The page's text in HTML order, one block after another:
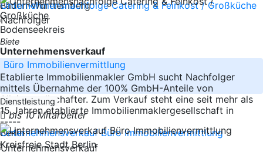
Baden-Württemberg
Bodenseekreis
Biete
Unternehmensverkauf
Büro Immobilienvermittlung
Etablierte Immobilienmakler GmbH sucht Nachfolger
mittels Übernahme der 100% GmbH-Anteile von
Alleingesellschafter. Zum Verkauf steht eine seit mehr als
15 Jahren etablierte Immobilienmaklergesellschaft in
-----
Berlin
Dienstleistung
bis 10 Mitarbeiter
Kreisfreie Stadt Berlin